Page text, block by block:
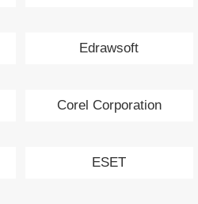
Edrawsoft
Corel Corporation
ESET